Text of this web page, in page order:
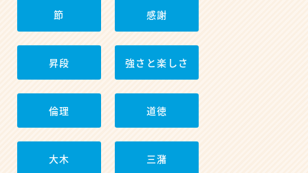
節 感謝
昇段 強さと楽しさ
倫理 道徳
大木 三潴